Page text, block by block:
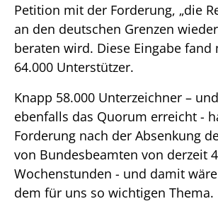
Petition mit der Forderung, „die
an den deutschen Grenzen
beraten wird. Diese Eingabe fand
64.000 Unterstützer.
Knapp 58.000 Unterzeichner –
ebenfalls das Quorum erreicht -
Forderung nach der Absenkung
von Bundesbeamten von derzeit
Wochenstunden - und damit
dem für uns so wichtigen Thema.